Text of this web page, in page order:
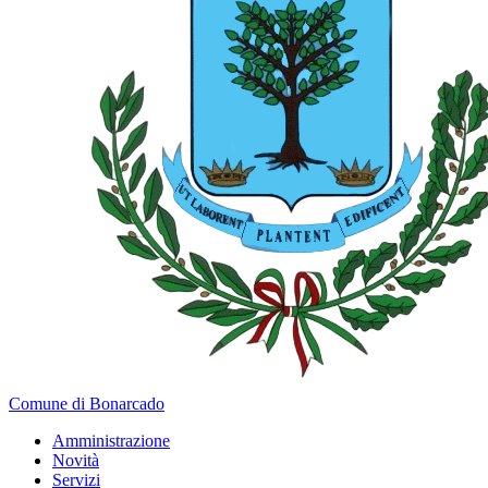
Comune di Bonarcado
Amministrazione
Novità
Servizi